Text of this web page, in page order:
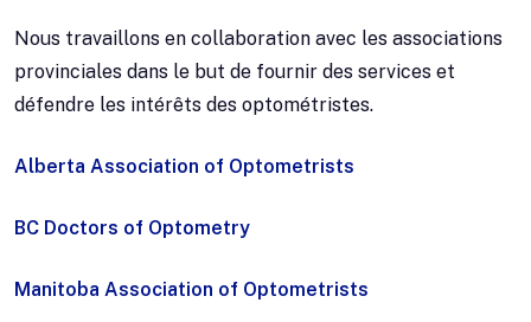
Nous travaillons en collaboration avec les associations
provinciales dans le but de fournir des services et
défendre les intérêts des optométristes.
Alberta Association of Optometrists
BC Doctors of Optometry
Manitoba Association of Optometrists